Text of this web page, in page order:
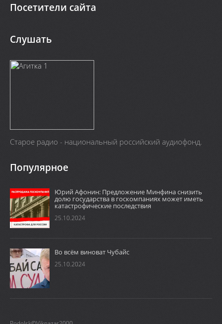
Посетители сайта
Слушать
Старое радио - национальный российский аудиофонд.
Популярное
Юрий Афонин: Предложение Минфина снизить
долю государства в госкомпаниях может иметь
катастрофические последствия
25.10.2024
Во всём виноват Чубайс
25.10.2024